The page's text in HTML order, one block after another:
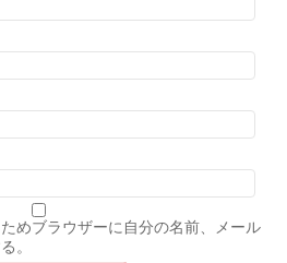
めブラウザーに自分の名前、メール
。